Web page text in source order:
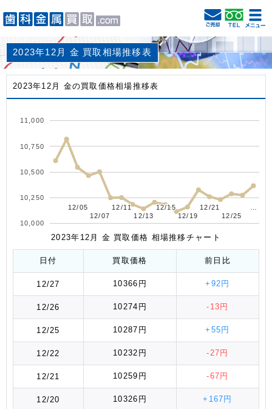
2023年12月 金 買取相場推移表
2023年12月 金の買取価格相場推移表
12/05
12/05
12/07
12/07
12/11
12/11
12/13
12/13
12/15
12/15
12/19
12/19
12/21
12/21
12/25
12/25
10,000
10,250
10,500
10,750
11,000
2023年12月 金 買取価格 相場推移チャート
日付 買取価格 前日比
12/27 10366円 +92円
12/26 10274円 -13円
12/25 10287円 +55円
12/22 10232円 -27円
12/21 10259円 -67円
12/20 10326円 +167円